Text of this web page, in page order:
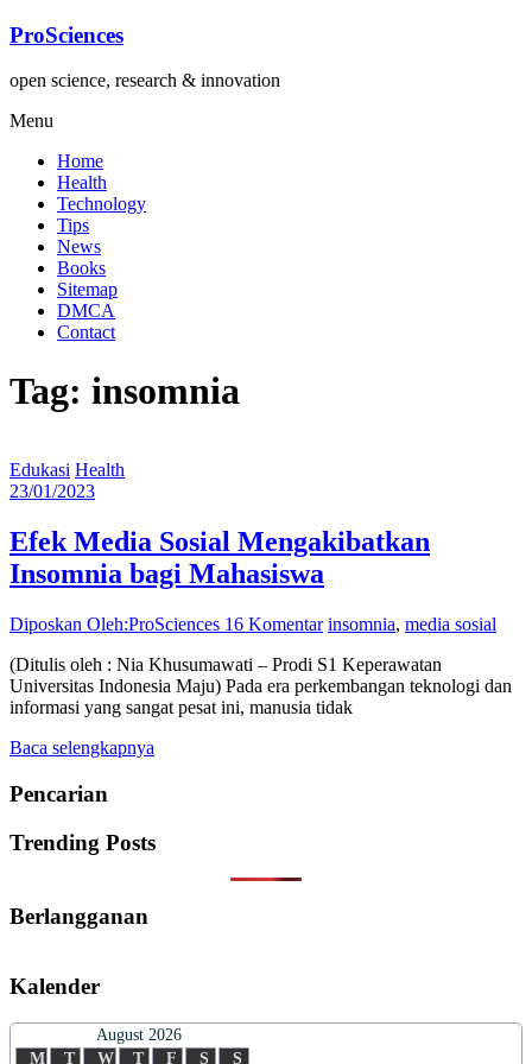
Lompat
konten
ProSciences
open science, research & innovation
Menu
Home
Health
Technology
Tips
News
Books
Sitemap
DMCA
Contact
Tag: insomnia
Edukasi Health
23/01/2023
Efek Media Sosial Mengakibatkan
Insomnia bagi Mahasiswa
Diposkan Oleh:ProSciences 16 Komentar insomnia, media sosial
(Ditulis oleh : Nia Khusumawati – Prodi S1 Keperawatan
Universitas Indonesia Maju) Pada era perkembangan teknologi dan
informasi yang sangat pesat ini, manusia tidak
Baca selengkapnya
Pencarian
Trending Posts
Berlangganan
Kalender
August 2026
M
T W T F S S